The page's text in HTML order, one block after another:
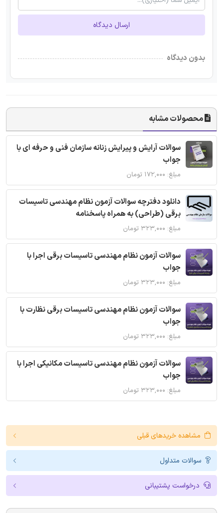
ارسال دیدگاه
بدون دیدگاه
محصولات مشابه
سوالات آرایش و پیرایش زنانه سازمان فنی و حرفه ای با
جواب
مبلغ: ۱۷۲,۰۰۰ تومان
دانلود دفترچه سوالات آزمون نظام مهندسی تاسیسات
برقی (طراحی) به همراه پاسخنامه
مبلغ: ۳۲۳,۰۰۰ تومان
سوالات آزمون نظام مهندسی تاسیسات برقی اجرا با
جواب
مبلغ: ۳۲۳,۰۰۰ تومان
سوالات آزمون نظام مهندسی تاسیسات برقی نظارت با
جواب
مبلغ: ۳۲۳,۰۰۰ تومان
سوالات آزمون نظام مهندسی تاسیسات مکانیکی اجرا با
جواب
مبلغ: ۳۲۳,۰۰۰ تومان
مشاهده خریدهای قبلی
سوالات متداول
درخواست پشتیبانی